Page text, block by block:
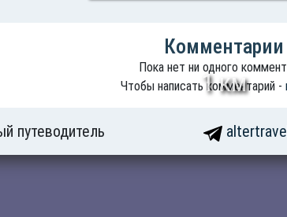
1 км
Комментарии
Пока нет ни одного
Чтобы написать комментарий -
путеводитель